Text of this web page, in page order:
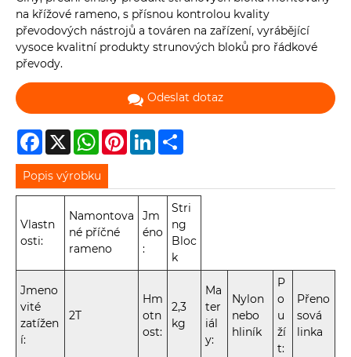
na křížové rameno, s přísnou kontrolou kvality
převodových nástrojů a továren na zařízení, vyrábějící
vysoce kvalitní produkty strunových bloků pro řádkové
převody.
Odeslat dotaz
Facebook
X WhatsAppPinterestLinkedIn
Popis výrobku
Vlastn
osti:
Namontova
né příčné
rameno
Jm
éno
:
Stri
ng
Bloc
k
Jmeno
vité
zatížen
í:
2T
Hm
otn
ost:
2,3
kg
Ma
ter
iál
y:
Nylon
nebo
hliník
P
o
u
ží
t:
Přeno
sová
linka